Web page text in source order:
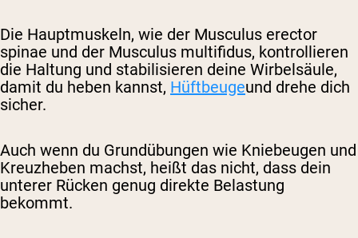
Die Hauptmuskeln, wie der Musculus erector
spinae und der Musculus multifidus, kontrollieren
die Haltung und stabilisieren deine Wirbelsäule,
damit du heben kannst, Hüftbeugeund drehe dich
sicher.
Auch wenn du Grundübungen wie Kniebeugen und
Kreuzheben machst, heißt das nicht, dass dein
unterer Rücken genug direkte Belastung
bekommt.